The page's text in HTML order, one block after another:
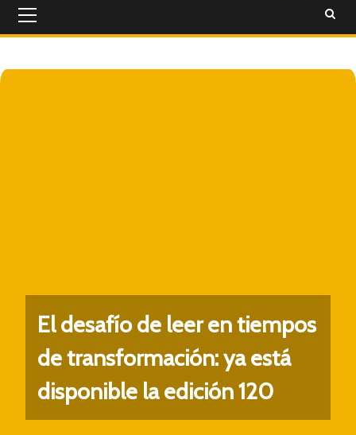
Menu
El desafío de leer en tiempos
de transformación: ya está
disponible la edición 120